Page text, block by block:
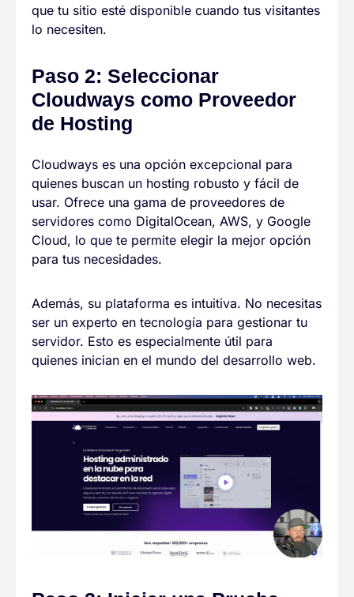
que tu sitio esté disponible cuando tus visitantes
lo necesiten.
Paso 2: Seleccionar
Cloudways como Proveedor
de Hosting
Cloudways es una opción excepcional para
quienes buscan un hosting robusto y fácil de
usar. Ofrece una gama de proveedores de
servidores como DigitalOcean, AWS, y Google
Cloud, lo que te permite elegir la mejor opción
para tus necesidades.
Además, su plataforma es intuitiva. No necesitas
ser un experto en tecnología para gestionar tu
servidor. Esto es especialmente útil para
quienes inician en el mundo del desarrollo web.